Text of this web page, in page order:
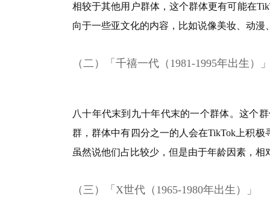
相较于其他用户群体，这个群体更有可能在
向于一些亚文化的内容，比如说像美妆、动
（二）「千禧一代（1981-1995年出生）
八十年代末到九十年代末的一个群体。这个
群，群体中有四分之一的人会在TikTok上积
虽然说他们占比较少，但是由于年龄因素，
（三）「X世代（1965-1980年出生）」